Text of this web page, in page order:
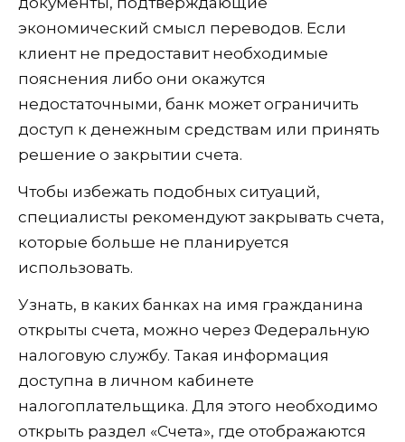
экономический смысл переводов. Если
клиент не предоставит необходимые
пояснения либо они окажутся
недостаточными, банк может ограничить
доступ к денежным средствам или принять
решение о закрытии счета.
Чтобы избежать подобных ситуаций,
специалисты рекомендуют закрывать счета,
которые больше не планируется
использовать.
Узнать, в каких банках на имя гражданина
открыты счета, можно через Федеральную
налоговую службу. Такая информация
доступна в личном кабинете
налогоплательщика. Для этого необходимо
открыть раздел «Счета», где отображаются